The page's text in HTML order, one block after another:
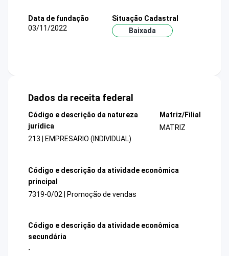
Data de fundação
03/11/2022
Situação Cadastral
Baixada
Dados da receita federal
Código e descrição da natureza
jurídica
213 | EMPRESARIO (INDIVIDUAL)
Matriz/Filial
MATRIZ
Código e descrição da atividade econômica
principal
7319-0/02 | Promoção de vendas
Código e descrição da atividade econômica
secundária
-